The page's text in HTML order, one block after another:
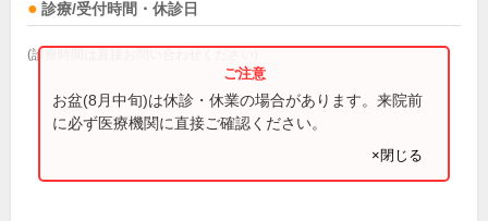
診療/受付時間・休診日
(診療時間は直接お問い合わせください)
お盆(8月中旬)は休診・休業の場合があります。来院前
に必ず医療機関に直接ご確認ください。
×閉じる